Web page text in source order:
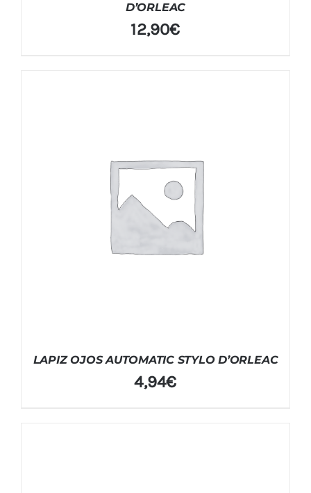
D’ORLEAC
12,90€
LAPIZ OJOS AUTOMATIC STYLO D’ORLEAC
4,94€